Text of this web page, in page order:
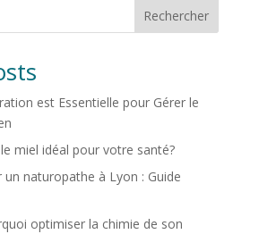
Rechercher
est Essentielle pour Gérer le
miel idéal pour votre santé?
naturopathe à Lyon : Guide
optimiser la chimie de son